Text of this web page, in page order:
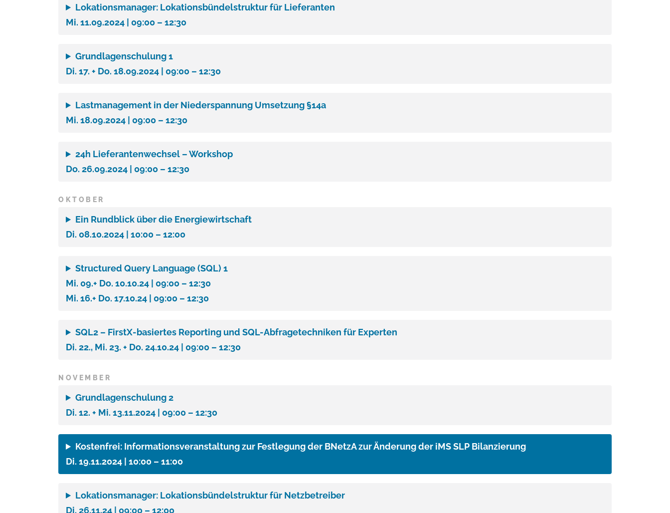
Lokationsmanager: Lokationsbündelstruktur für Lieferanten
Mi. 11.09.2024 | 09:00 – 12:30
Grundlagenschulung 1
Di. 17. + Do. 18.09.2024 | 09:00 – 12:30
Lastmanagement in der Niederspannung Umsetzung §14a
Mi. 18.09.2024 | 09:00 – 12:30
24h Lieferantenwechsel – Workshop
Do. 26.09.2024 | 09:00 – 12:30
OKTOBER
Ein Rundblick über die Energiewirtschaft
Di. 08.10.2024 | 10:00 – 12:00
Structured Query Language (SQL) 1
Mi. 09.+ Do. 10.10.24 | 09:00 – 12:30
Mi. 16.+ Do. 17.10.24 | 09:00 – 12:30
SQL2 – FirstX-basiertes Reporting und SQL-Abfragetechniken für Experten
Di. 22., Mi. 23. + Do. 24.10.24 | 09:00 – 12:30
NOVEMBER
Grundlagenschulung 2
Di. 12. + Mi. 13.11.2024 | 09:00 – 12:30
Kostenfrei: Informationsveranstaltung zur Festlegung der BNetzA zur Änderung der iMS SLP Bilanzierung
Di. 19.11.2024 | 10:00 – 11:00
Lokationsmanager: Lokationsbündelstruktur für Netzbetreiber
Di. 26.11.24 | 09:00 – 12:00